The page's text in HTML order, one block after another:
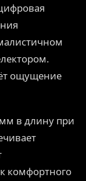
ощущение
в длину при
комфортного